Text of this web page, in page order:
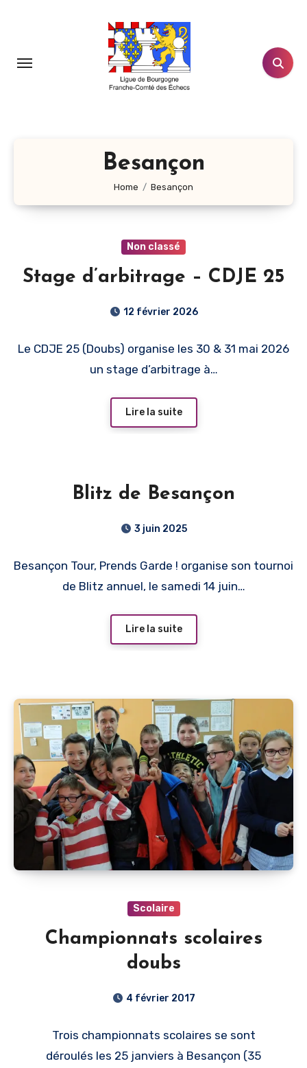
principal
Besançon
Home Besançon
Non classé
Stage d’arbitrage – CDJE 25
12 février 2026
Le CDJE 25 (Doubs) organise les 30 & 31 mai 2026
un stage d’arbitrage à…
Lire la suite
Blitz de Besançon
3 juin 2025
Besançon Tour, Prends Garde ! organise son tournoi
de Blitz annuel, le samedi 14 juin…
Lire la suite
Scolaire
Championnats scolaires
doubs
4 février 2017
Trois championnats scolaires se sont
déroulés les 25 janviers à Besançon (35